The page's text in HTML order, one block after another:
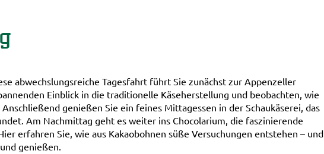
abwechslungsreiche Tagesfahrt führt Sie zunächst zur Appenzeller
Einblick in die traditionelle Käseherstellung und beobachten, wie
genießen Sie ein feines Mittagessen in der Schaukäserei, das
Am Nachmittag geht es weiter ins Chocolarium, die faszinierende
erfahren Sie, wie aus Kakaobohnen süße Versuchungen entstehen – und
genießen.